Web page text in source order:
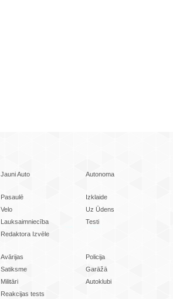
Jauni Auto Autonoma
Pasaulē
Izklaide
Velo
Uz Ūdens
Lauksaimniecība
Testi
Redaktora Izvēle
Avārijas
Policija
Satiksme
Garāžā
Militāri
Autoklubi
Reakcijas tests